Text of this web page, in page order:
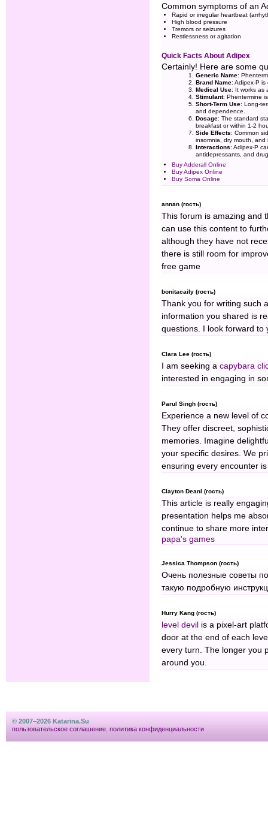
Common symptoms of an
Rapid or irregular heartbeat
High blood pressure
Tremors or seizures
Restlessness or agitation
Quick Facts About Adipex
Certainly! Here are some
Generic Name:
Brand Name: Adipex-P
Medical Use: It works as
Stimulant: Phentermine
Short-Term Use: Long-
and dependence.
Dosage: The standard
breakfast or within 1-2
Side Effects: Common
insomnia, dry mouth, and
Interactions: Adipex-P
antidepressants, and
Buy Adderall Online
Buy Adipex Online
Buy Soma Online
annan (гость)
This forum is amazing and
can use this content to
although they have not
there is still room for
free game
bonitacaily (гость)
Thank you for writing such
information you shared is
questions. I look forward
Clara Lee (гость)
I am seeking a capybara
interested in engaging in
Parul Singh (гость)
Experience a new level of
They offer discreet,
memories. Imagine
your specific desires. We
ensuring every encounter
Clayton Deanl (гость)
This article is really
presentation helps me
continue to share more
papa's games
Jessica Thompson (гость)
Очень полезные советы
такую подробную
Hurry Kang (гость)
level devil is a pixel-art
door at the end of each
every turn. The longer you
around you.
© 2007–2026 Katarina.Su
пользовательское соглашение политика конфиденциальности